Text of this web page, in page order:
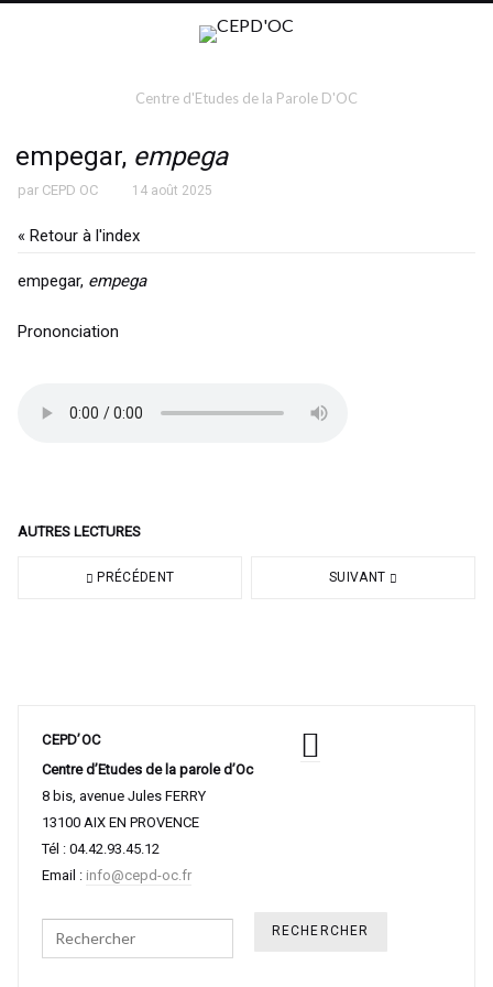
Centre d'Etudes de la Parole D'OC
empegar, empega
par CEPD OC 14 août 2025
« Retour à l'index
empegar, empega
Prononciation
AUTRES LECTURES
PRÉCÉDENT SUIVANT
CEPD’OC
Centre d’Etudes de la parole d’Oc
8 bis, avenue Jules FERRY
13100 AIX EN PROVENCE
Tél : 04.42.93.45.12
Email : info@cepd-oc.fr
Search